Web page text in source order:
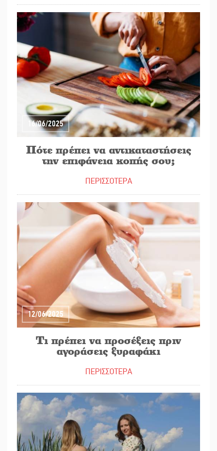
16/06/2025
Πότε πρέπει να αντικαταστήσεις
την επιφάνεια κοπής σου;
ΠΕΡΙΣΣΟΤΕΡΑ
12/06/2025
Τι πρέπει να προσέξεις πριν
αγοράσεις ξυραφάκι
ΠΕΡΙΣΣΟΤΕΡΑ